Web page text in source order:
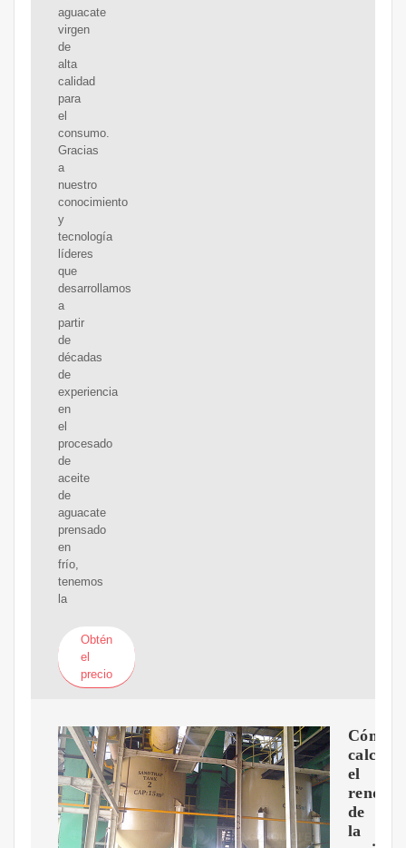
aguacate
virgen
de
alta
calidad
para
el
consumo.
Gracias
a
nuestro
conocimiento
y
tecnología
líderes
que
desarrollamos
a
partir
de
décadas
de
experiencia
en
el
procesado
de
aceite
de
aguacate
prensado
en
frío,
tenemos
la
Obtén
el
precio
Cómo
el
de
la